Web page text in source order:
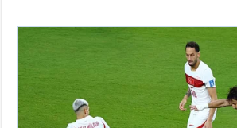
Pareja?
Acá